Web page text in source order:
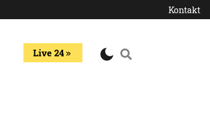
Kontakt
Live 24